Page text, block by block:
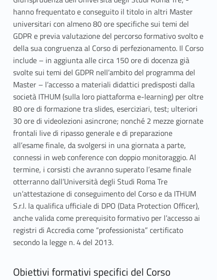
hanno frequentato e conseguito il titolo in altri Master
universitari con almeno 80 ore specifiche sui temi del
GDPR e previa valutazione del percorso formativo svolto e
della sua congruenza al Corso di perfezionamento. Il Corso
include – in aggiunta alle circa 150 ore di docenza già
svolte sui temi del GDPR nell’ambito del programma del
Master – l’accesso a materiali didattici predisposti dalla
società ITHUM (sulla loro piattaforma e-learning) per oltre
80 ore di formazione tra slides, eserciziari, test; ulteriori
30 ore di videolezioni asincrone; nonché 2 mezze giornate
frontali live di ripasso generale e di preparazione
all’esame finale, da svolgersi in una giornata a parte,
connessi in web conference con doppio monitoraggio. Al
termine, i corsisti che avranno superato l’esame finale
otterranno dall’Università degli Studi Roma Tre
un’attestazione di conseguimento del Corso e da ITHUM
S.r.l. la qualifica ufficiale di DPO (Data Protection Officer),
anche valida come prerequisito formativo per l’accesso ai
registri di Accredia come “professionista” certificato
secondo la legge n. 4 del 2013.
Obiettivi formativi specifici del Corso